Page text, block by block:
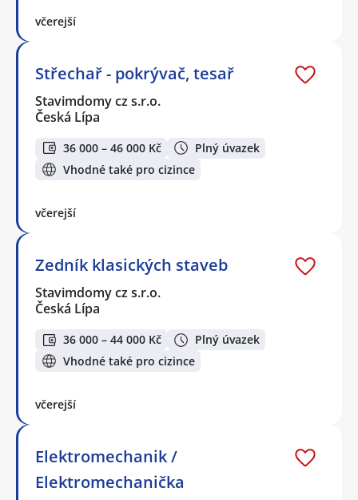
včerejší
Střechař - pokrývač, tesař
Stavimdomy cz s.r.o.
Česká Lípa
36 000 – 46 000 Kč
Plný úvazek
Vhodné také pro cizince
včerejší
Zedník klasických staveb
Stavimdomy cz s.r.o.
Česká Lípa
36 000 – 44 000 Kč
Plný úvazek
Vhodné také pro cizince
včerejší
Elektromechanik /
Elektromechanička